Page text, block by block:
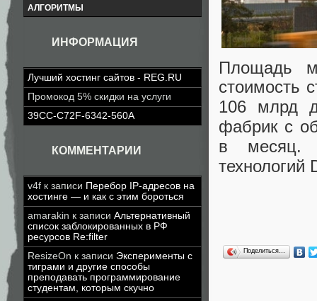
АЛГОРИТМЫ
ИНФОРМАЦИЯ
Лучший хостинг сайтов - REG.RU
Промокод 5% скидки на услуги
39CC-C72F-6342-560A
КОММЕНТАРИИ
v4f к записи Перебор IP-адресов на
хостинге — и как с этим бороться
amarakin к записи Альтернативный
список заблокированных в РФ
ресурсов Re:filter
ResizeOn к записи Эксперименты с
тиграми и другие способы
преподавать программирование
студентам, которым скучно
Площадь
стоимость
106 млрд
фабрик с
в месяц.
технологий
Поделиться…